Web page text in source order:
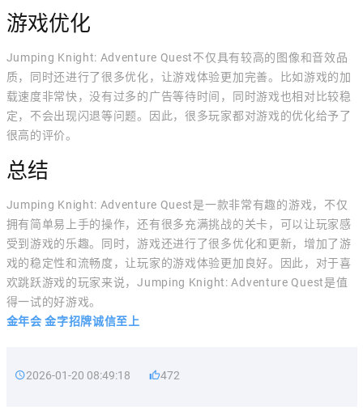
游戏优化
Jumping Knight: Adventure Quest不仅具有较高的图像和音效品
质，同时还进行了很多优化，让游戏体验更加完善。比如游戏的加
载速度非常快，没有过多的广告等待时间，同时游戏也相对比较稳
定，不会出现闪退等问题。因此，很多玩家都对游戏的优化给予了
很高的评价。
总结
Jumping Knight: Adventure Quest是一款非常有趣的游戏，不仅
拥有简单易上手的操作，还有很多充满挑战的关卡，可以让玩家感
受到游戏的乐趣。同时，游戏还进行了很多优化和更新，增加了游
戏的稳定性和流畅度，让玩家的游戏体验更加良好。因此，对于喜
欢跳跃游戏的玩家来说，Jumping Knight: Adventure Quest是值
得一试的好游戏。
金年会 金字招牌诚信至上
2026-01-20 08:49:18 472